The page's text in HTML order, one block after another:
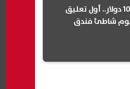
بعد أزمة الـ 1000 دولار.. أول تعليق
شاطئ فندق